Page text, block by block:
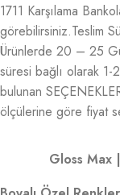
1711 Karşılama
görebilirsiniz.Teslim
Ürünlerde 20 – 25
süresi bağlı olarak 1-
bulunan
ölçülerine göre fiyat
Gloss